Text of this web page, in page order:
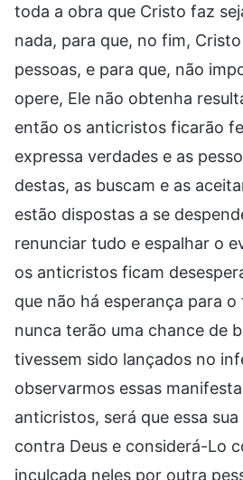
toda a obra que Cristo faz
nada, para que, no fim,
pessoas, e para que, não
opere, Ele não obtenha
então os anticristos ficarão
expressa verdades e as
destas, as buscam e as
estão dispostas a se
renunciar tudo e espalhar o
os anticristos ficam
que não há esperança para
nunca terão uma chance de
tivessem sido lançados no
observarmos essas
anticristos, será que essa
contra Deus e considerá-Lo
inculcada neles por outra